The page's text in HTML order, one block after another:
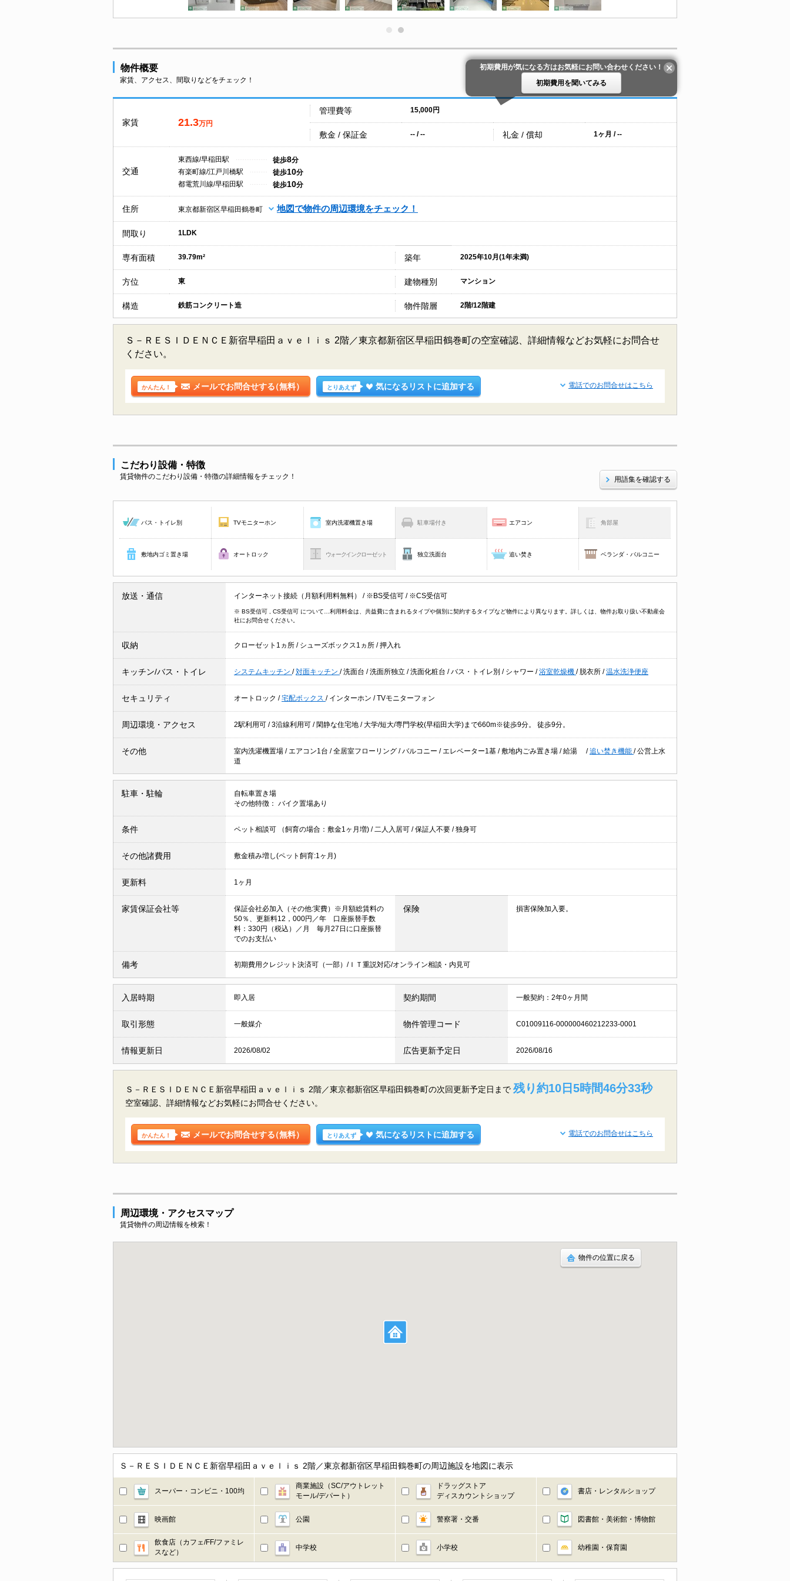
物件概要
家賃、アクセス、間取りなどをチェック！
初期費用が気になる方はお気軽にお問い合わせください！
初期費用を聞いてみる
家賃 21.3万円
管理費等 15,000円
敷金 / 保証金 -- / -- 礼金 / 償却 1ヶ月 / --
交通
東西線/早稲田駅 徒歩8分
有楽町線/江戸川橋駅
徒歩10分
都電荒川線/早稲田駅
徒歩10分
住所 東京都新宿区早稲田鶴巻町 地図で物件の周辺環境をチェック！
間取り 1LDK
専有面積 39.79m² 築年 2025年10月(1年未満)
方位 東 建物種別 マンション
構造 鉄筋コンクリート造 物件階層 2階/12階建
Ｓ－ＲＥＳＩＤＥＮＣＥ新宿早稲田ａｖｅｌｉｓ 2階／東京都新宿区早稲田鶴巻町の空室確認、詳細情報などお気軽にお問合せ
ください。
かんたん！ メールでお問合せする（無料） とりあえず 気になるリストに追加する 電話でのお問合せはこちら
こだわり設備・特徴
賃貸物件のこだわり設備・特徴の詳細情報をチェック！ 用語集を確認する
バス・トイレ別 TVモニターホン 室内洗濯機置き場 駐車場付き エアコン 角部屋
敷地内ゴミ置き場 オートロック ウォークインクローゼット 独立洗面台 追い焚き ベランダ・バルコニー
放送・通信 インターネット接続（月額利用料無料） / ※BS受信可 / ※CS受信可
※ BS受信可 , CS受信可 について…利用料金は、共益費に含まれるタイプや個別に契約するタイプなど物件により異なります。詳しくは、物件お取り扱い不動産会
社にお問合せください。
収納 クローゼット1ヵ所 / シューズボックス1ヵ所 /押入れ
キッチン/バス・トイレ システムキッチン /対面キッチン /洗面台 /洗面所独立 /洗面化粧台 /バス・トイレ別 / シャワー /浴室乾燥機 / 脱衣所 /温水洗浄便座
セキュリティ オートロック /宅配ボックス / インターホン /TVモニターフォン
周辺環境・アクセス 2駅利用可 /3沿線利用可 / 閑静な住宅地 / 大学/短大/専門学校(早稲田大学)まで660m※徒歩9分。 徒歩9分。
その他 室内洗濯機置場 / エアコン1台 /全居室フローリング /バルコニー / エレベーター1基 /敷地内ごみ置き場 /給湯 /追い焚き機能 /公営上水
道
駐車・駐輪
自転車置き場
その他特徴： バイク置場あり
条件 ペット相談可 （飼育の場合：敷金1ヶ月増) / 二人入居可 /保証人不要 /独身可
その他諸費用 敷金積み増し(ペット飼育:1ヶ月)
更新料 1ヶ月
家賃保証会社等
保証会社必加入（その他:実費）※月額総賃料の
50％、更新料12，000円／年 口座振替手数
料：330円（税込）／月 毎月27日に口座振替
でのお支払い
保険 損害保険加入要。
備考 初期費用クレジット決済可（一部）/ＩＴ重説対応/オンライン相談・内見可
入居時期 即入居 契約期間 一般契約：2年0ヶ月間
取引形態 一般媒介 物件管理コード C01009116-000000460212233-0001
情報更新日 2026/08/02 広告更新予定日 2026/08/16
Ｓ－ＲＥＳＩＤＥＮＣＥ新宿早稲田ａｖｅｌｉｓ 2階／東京都新宿区早稲田鶴巻町の次回更新予定日まで 残り約10日5時間46分32秒
空室確認、詳細情報などお気軽にお問合せください。
かんたん！ メールでお問合せする（無料） とりあえず 気になるリストに追加する 電話でのお問合せはこちら
周辺環境・アクセスマップ
賃貸物件の周辺情報を検索！
物件の位置に戻る
Ｓ－ＲＥＳＩＤＥＮＣＥ新宿早稲田ａｖｅｌｉｓ 2階／東京都新宿区早稲田鶴巻町の周辺施設を地図に表示
スーパー・コンビニ・100均
商業施設（SC/アウトレット
モール/デパート）
ドラッグストア
ディスカウントショップ
書店・レンタルショップ
映画館 公園 警察署・交番 図書館・美術館・博物館
飲食店（カフェ/FF/ファミレ
スなど）
中学校 小学校 幼稚園・保育園